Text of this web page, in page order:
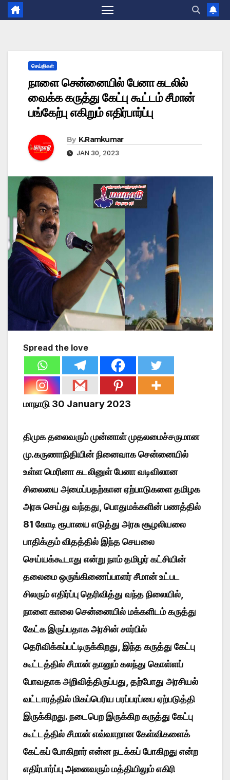
செய்திகள்
நாளை சென்னையில் பேனா கடலில்
வைக்க கருத்து கேட்பு கூட்டம் சீமான்
பங்கேற்பு எகிறும் எதிர்பார்ப்பு
By K.Ramkumar
JAN 30, 2023
Spread the love
மாநாடு 30 January 2023
திமுக தலைவரும் முன்னாள் முதலமைச்சருமான
மு.கருணாநிதியின் நினைவாக சென்னையில்
உள்ள மெரினா கடலினுள் பேனா வடிவிலான
சிலையை அமைப்பதற்கான ஏற்பாடுகளை தமிழக
அரசு செய்து வந்தது, பொதுமக்களின் பணத்தில்
81 கோடி ரூபாயை எடுத்து அரசு சூழலியலை
பாதிக்கும் விதத்தில் இந்த செயலை
செய்யக்கூடாது என்று நாம் தமிழர் கட்சியின்
தலைமை ஒருங்கிணைப்பாளர் சீமான் உட்பட
சிலரும் எதிர்ப்பு தெரிவித்து வந்த நிலையில்,
நாளை காலை சென்னையில் மக்களிடம் கருத்து
கேட்க இருப்பதாக அரசின் சார்பில்
தெரிவிக்கப்பட்டிருக்கிறது, இந்த கருத்து கேட்பு
கூட்டத்தில் சீமான் தானும் கலந்து கொள்ளப்
போவதாக அறிவித்திருப்பது, தற்போது அரசியல்
வட்டாரத்தில் மிகப்பெரிய பரப்பரப்பை ஏற்படுத்தி
இருக்கிறது. நடைபெற இருக்கிற கருத்து கேட்பு
கூட்டத்தில் சீமான் எவ்வாறான கேள்விகளைக்
கேட்கப் போகிறார் என்ன நடக்கப் போகிறது என்ற
எதிர்பார்ப்பு அனைவரும் மத்தியிலும் எகிரி